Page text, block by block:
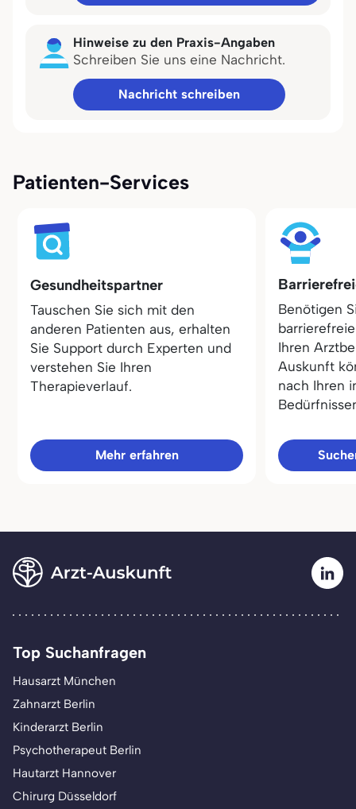
Hinweise zu den Praxis-Angaben
Schreiben Sie uns eine Nachricht.
Nachricht schreiben
Patienten-Services
Gesundheitspartner
Tauschen Sie sich mit den
anderen Patienten aus, erhalten
Sie Support durch Experten und
verstehen Sie Ihren
Therapieverlauf.
Mehr erfahren
Benötigen
Ihren
Auskunft
nach Ihren
Top Suchanfragen
Hausarzt München
Zahnarzt Berlin
Kinderarzt Berlin
Psychotherapeut Berlin
Hautarzt Hannover
Chirurg Düsseldorf